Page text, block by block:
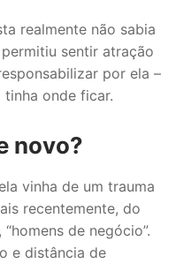
realmente não sabia
sentir atração
por ela –
onde ficar.
novo?
vinha de um trauma
recentemente, do
de negócio”.
e distância de